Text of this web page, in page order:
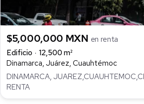
$5,000,000 MXN en renta
Edificio
12,500 m²
Dinamarca, Juárez, Cuauhtémoc
DINAMARCA,
RENTA